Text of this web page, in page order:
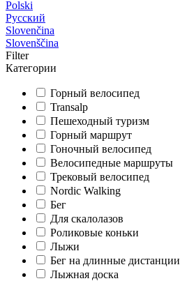
Polski
Русский
Slovenčina
Slovenščina
Filter
Категории
Горный велосипед
Transalp
Пешеходный туризм
Горный маршрут
Гоночный велосипед
Велосипедные маршруты
Трековый велосипед
Nordic Walking
Бег
Для скалолазов
Роликовые коньки
Лыжи
Бег на длинные дистанции
Лыжная доска